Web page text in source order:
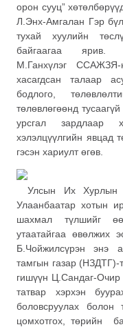
орон сууц”
Л.Энх-Амгалан Гэр
тухай хуулийн
байгаагаа
М.Ганхүлэг ССАЖЗЯ-
хасагдсан талаар
бодлого,
төлөвлөгөөнд
урсгал зардлаар
хэлэлцүүлгийн явцад
гэсэн хариулт өгөв.
Улсын Их Хурлын
Улаанбаатар хотын
шахмал түлшийг
утаатайгаа өвөлжих
Б.Чойжилсүрэн энэ
тамгын газар
гишүүн Ц.Сандаг-
татвар хэрхэн
боловсруулах болон
цомхотгох, төрийн